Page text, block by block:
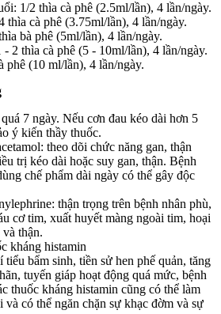
1/2 thìa cà phê (2.5ml/lần), 4 lần/ngày.
thìa cà phê (3.75ml/lần), 4 lần/ngày.
bà phê (5ml/lần), 4 lần/ngày.
2 thìa cà phê (5 - 10ml/lần), 4 lần/ngày.
phê (10 ml/lần), 4 lần/ngày.
7 ngày. Nếu cơn đau kéo dài hơn 5
ý kiến thầy thuốc.
theo dõi chức năng gan, thận
trị kéo dài hoặc suy gan, thận. Bệnh
chế phẩm dài ngày có thể gây độc
thận trọng trên bệnh nhân phù,
cơ tim, xuất huyết màng ngoài tim, hoại
thận.
kháng histamin
tiểu bẩm sinh, tiền sử hen phế quản, tăng
tuyến giáp hoạt động quá mức, bệnh
thuốc kháng histamin cũng có thể làm
và có thể ngăn chặn sự khạc đờm và sự